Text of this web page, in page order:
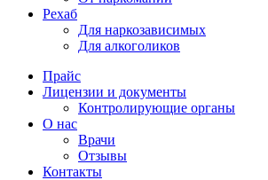
Рехаб
Для наркозависимых
Для алкоголиков
Прайс
Лицензии и документы
Контролирующие органы
О нас
Врачи
Отзывы
Контакты